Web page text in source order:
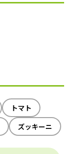
トマト
ズッキーニ